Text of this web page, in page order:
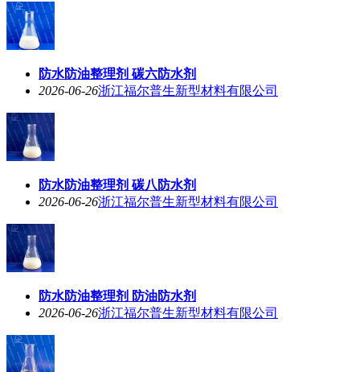
防水防油整理剂 碳六防水剂
2026-06-26浙江福尔普生新型材料有限公司
防水防油整理剂 碳八防水剂
2026-06-26浙江福尔普生新型材料有限公司
防水防油整理剂 防油防水剂
2026-06-26浙江福尔普生新型材料有限公司